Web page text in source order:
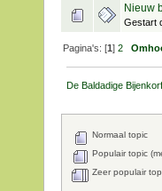
Nieuw
Gestart
Pagina's: [1]2
De Baldadige Bijenkorf
Normaal topic
Populair topic
Zeer populair